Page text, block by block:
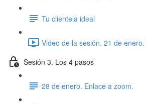
Tu clientela ideal
Video de la sesión. 21 de
Sesión 3. Los 4 pasos
28 de enero. Enlace a zoom.